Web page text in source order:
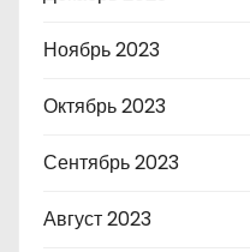
Ноябрь 2023
Октябрь 2023
Сентябрь 2023
Август 2023